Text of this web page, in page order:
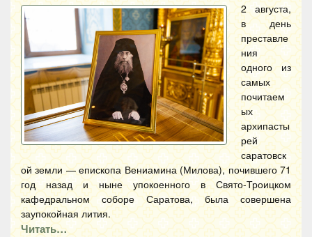
2 августа,
в день
преставле
ния
одного из
самых
почитаем
ых
архипасты
рей
саратовск
ой земли — епископа Вениамина (Милова), почившего 71
год назад и ныне упокоенного в Свято-Троицком
кафедральном соборе Саратова, была совершена
заупокойная лития.
Читать…